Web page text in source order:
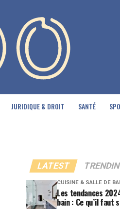
JURIDIQUE & DROIT SANTÉ
LATEST
CUISINE & SALLE DE
Les tendances
bain : Ce qu’il faut